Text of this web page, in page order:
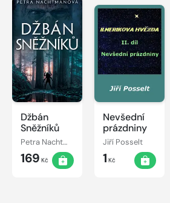
Džbán
Sněžníků
Petra Nachtmanová
169 Kč
Nevšední
prázdniny
Jiří Posselt
1 Kč